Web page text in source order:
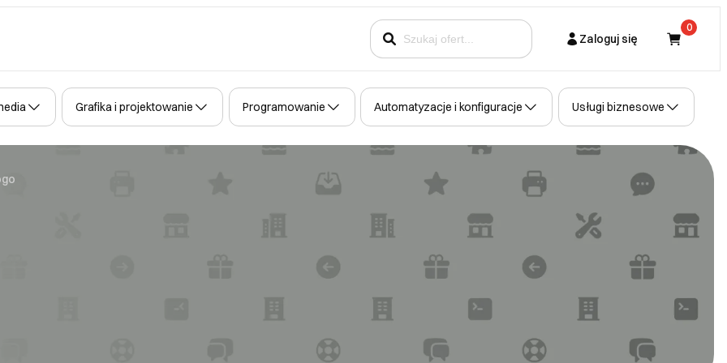
Zaloguj się
Kupujący
0
Grafika i projektowanie Programowanie Automatyzacje i konfiguracje Usługi biznesowe